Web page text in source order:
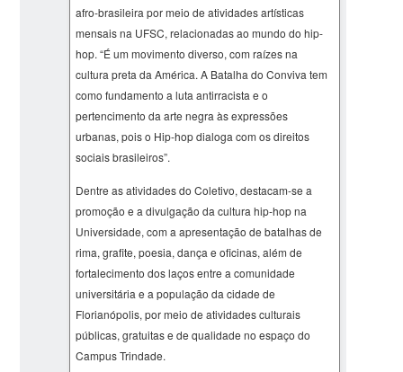
afro-brasileira por meio de atividades artísticas
mensais na UFSC, relacionadas ao mundo do hip-
hop. “É um movimento diverso, com raízes na
cultura preta da América. A Batalha do Conviva tem
como fundamento a luta antirracista e o
pertencimento da arte negra às expressões
urbanas, pois o Hip-hop dialoga com os direitos
sociais brasileiros”.
Dentre as atividades do Coletivo, destacam-se a
promoção e a divulgação da cultura hip-hop na
Universidade, com a apresentação de batalhas de
rima, grafite, poesia, dança e oficinas, além de
fortalecimento dos laços entre a comunidade
universitária e a população da cidade de
Florianópolis, por meio de atividades culturais
públicas, gratuitas e de qualidade no espaço do
Campus Trindade.